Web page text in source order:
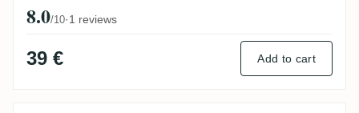
8.0/10·1 reviews
39 € Add to cart